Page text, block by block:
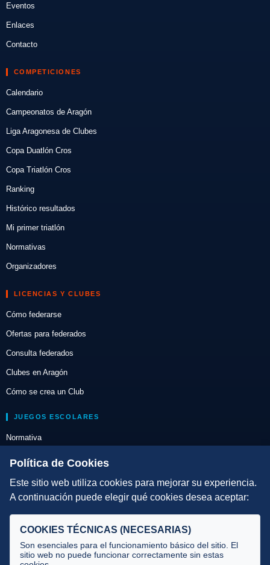
Eventos
Enlaces
Contacto
COMPETICIONES
Calendario
Campeonatos de Aragón
Liga Aragonesa de Clubes
Copa Duatlón Cros
Copa Triatlón Cros
Ranking
Histórico resultados
Mi primer triatlón
Normativas
Organizadores
LICENCIAS Y CLUBES
Cómo federarse
Ofertas para federados
Consulta federados
Clubes en Aragón
Cómo se crea un Club
JUEGOS ESCOLARES
Normativa
Escuelas de Triatlón
DIRECCIÓN TÉCNICA
Selecciones
Tecnificación
Política de Cookies
Este sitio web utiliza cookies para mejorar su experiencia.
A continuación puede elegir qué cookies desea aceptar:
COOKIES TÉCNICAS (NECESARIAS)
Son esenciales para el funcionamiento básico del sitio. El
sitio web no puede funcionar correctamente sin estas